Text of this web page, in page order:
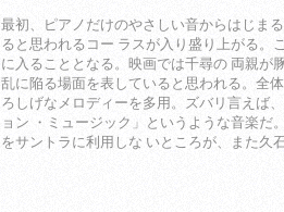
最初、ピアノだけのやさしい音からはじま
ると思われるコー ラスが入り盛り上がる。
に入ることとなる。映画では千尋の 両親が
乱に陥る場面を表していると思われる。全
ろしげなメロディーを多用。ズバリ言えば
ョン ・ミュージック」というような音楽だ
をサントラに利用しな いところが、また久